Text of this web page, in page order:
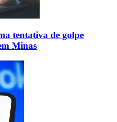
tentativa de golpe
Minas